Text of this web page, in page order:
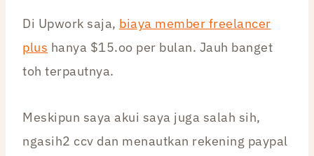
Di Upwork saja, biaya member freelancer
plus hanya $15.oo per bulan. Jauh banget
toh terpautnya.
Meskipun saya akui saya juga salah sih,
ngasih2 ccv dan menautkan rekening paypal